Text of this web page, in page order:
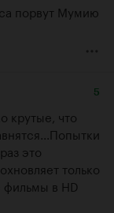
порвут Мумию
5
крутые, что
это
только
фильмы в HD